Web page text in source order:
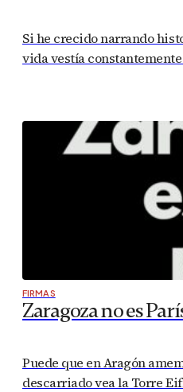
Si he crecido narrando
vida vestía
FIRMAS
Zaragoza no es
Puede que en Aragón
descarriado vea la Torre